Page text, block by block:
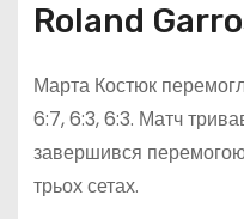
Roland
Марта Костюк
6:7, 6:3, 6:3. Матч
завершився перемогою
трьох сетах.